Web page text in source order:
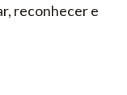
reconhecer e